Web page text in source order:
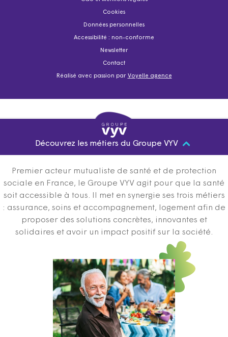
Cookies
Données personnelles
Accessibilité : non-conforme
Newsletter
Contact
Réalisé avec passion par Voyelle agence
Découvrez les métiers du Groupe VYV
Premier acteur mutualiste de santé et de protection
sociale en France, le Groupe VYV agit pour que la santé
soit accessible à tous. Il met en synergie ses trois métiers
: assurance, soins et accompagnement, logement afin de
proposer des solutions concrètes, innovantes et
solidaires et avoir un impact positif sur la société.